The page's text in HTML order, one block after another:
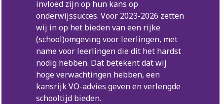
invloed zijn op hun kans op
onderwijssucces. Voor 2023-2026 zetten
wij in op het bieden van een rijke
(school)omgeving voor leerlingen, met
name voor leerlingen die dit het hardst
nodig hebben. Dat betekent dat wij
hoge verwachtingen hebben, een
kansrijk VO-advies geven en verlengde
schooltijd bieden.